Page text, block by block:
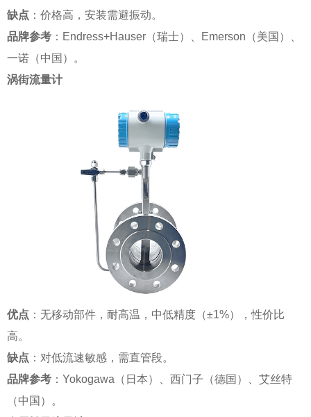
缺点 ：价格高，安装需避振动。
品牌参考 ：Endress+Hauser（瑞士）、Emerson（美国）、
一诺（中国）。
涡街流量计
优点 ：无移动部件，耐高温，中低精度（±1%），性价比
高。
缺点 ：对低流速敏感，需直管段。
品牌参考 ：Yokogawa（日本）、西门子（德国）、艾丝特
（中国）。